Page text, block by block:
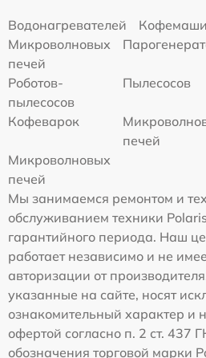
Водонагревателей
Микроволновых
печей
Роботов-
пылесосов
Пылесосов
Кофеварок
печей
Микроволновых
печей
Мы занимаемся ремонтом и
обслуживанием техники
гарантийного периода. Наш
работает независимо и не
авторизации от
указанные на сайте, носят
ознакомительный характер и
офертой согласно п. 2 ст. 437
обозначения торговой марки